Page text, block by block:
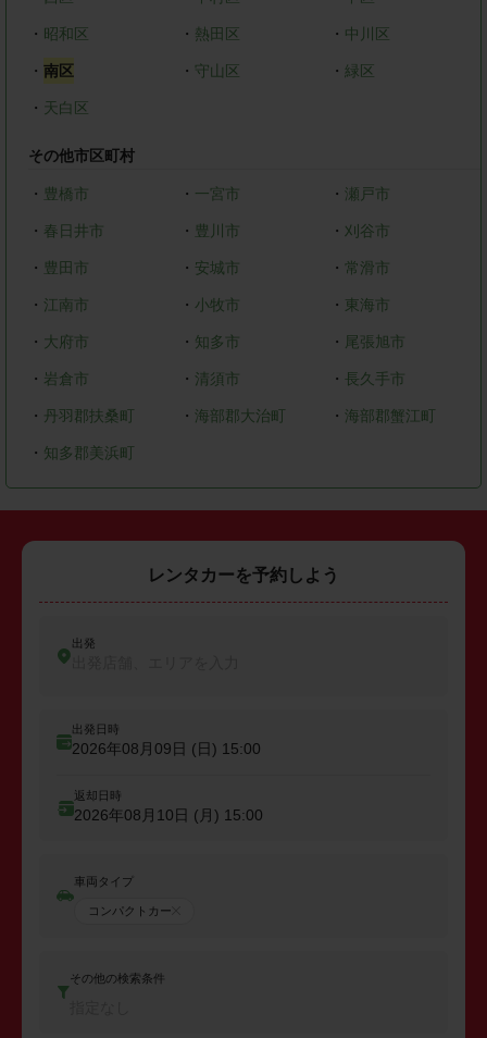
・ 昭和区 ・ 熱田区 ・ 中川区
・ 南区 ・ 守山区 ・ 緑区
・ 天白区
その他市区町村
・ 豊橋市 ・ 一宮市 ・瀬戸市
・ 春日井市 ・ 豊川市 ・ 刈谷市
・ 豊田市 ・ 安城市 ・ 常滑市
・ 江南市 ・ 小牧市 ・ 東海市
・ 大府市 ・ 知多市 ・ 尾張旭市
・ 岩倉市 ・ 清須市 ・ 長久手市
・ 丹羽郡扶桑町 ・ 海部郡大治町 ・ 海部郡蟹江町
・ 知多郡美浜町
レンタカーを予約しよう
出発
出発日時
2026年08月09日 (日) 15:00
返却日時
2026年08月10日 (月) 15:00
車両タイプ
コンパクトカー
その他の検索条件